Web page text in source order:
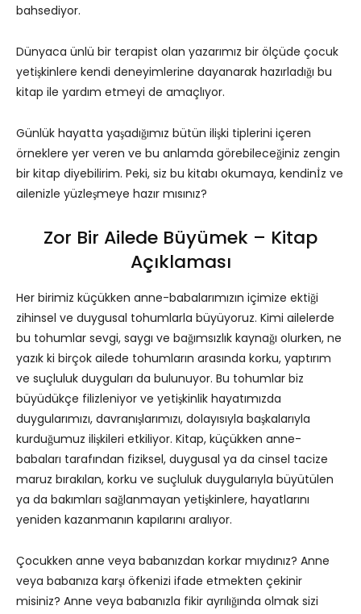
bahsediyor.
Dünyaca ünlü bir terapist olan yazarımız bir ölçüde çocuk
yetişkinlere kendi deneyimlerine dayanarak hazırladığı bu
kitap ile yardım etmeyi de amaçlıyor.
Günlük hayatta yaşadığımız bütün ilişki tiplerini içeren
örneklere yer veren ve bu anlamda görebileceğiniz zengin
bir kitap diyebilirim. Peki, siz bu kitabı okumaya, kendinİz ve
ailenizle yüzleşmeye hazır mısınız?
Zor Bir Ailede Büyümek – Kitap
Açıklaması
Her birimiz küçükken anne-babalarımızın içimize ektiği
zihinsel ve duygusal tohumlarla büyüyoruz. Kimi ailelerde
bu tohumlar sevgi, saygı ve bağımsızlık kaynağı olurken, ne
yazık ki birçok ailede tohumların arasında korku, yaptırım
ve suçluluk duyguları da bulunuyor. Bu tohumlar biz
büyüdükçe filizleniyor ve yetişkinlik hayatımızda
duygularımızı, davranışlarımızı, dolayısıyla başkalarıyla
kurduğumuz ilişkileri etkiliyor. Kitap, küçükken anne-
babaları tarafından fiziksel, duygusal ya da cinsel tacize
maruz bırakılan, korku ve suçluluk duygularıyla büyütülen
ya da bakımları sağlanmayan yetişkinlere, hayatlarını
yeniden kazanmanın kapılarını aralıyor.
Çocukken anne veya babanızdan korkar mıydınız? Anne
veya babanıza karşı öfkenizi ifade etmekten çekinir
misiniz? Anne veya babanızla fikir ayrılığında olmak sizi